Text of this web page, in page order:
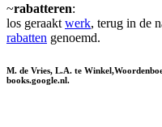
~rabatteren:
los geraakt werk, terug in de
rabatten genoemd.
M. de Vries, L.A. te
books.google.nl.